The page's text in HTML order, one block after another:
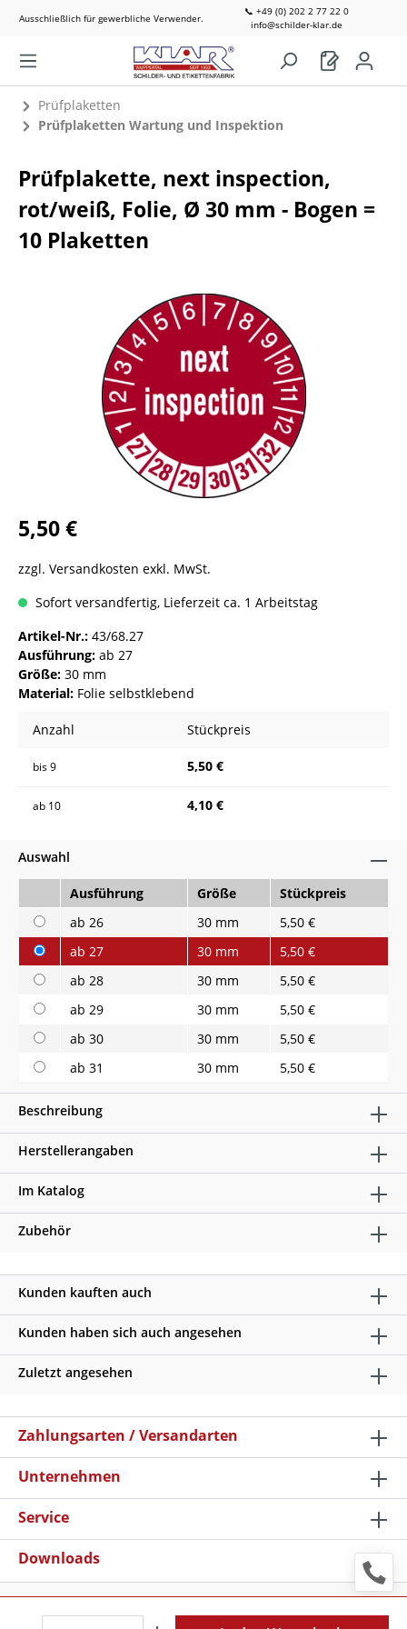
Ausschließlich für gewerbliche Verwender.
📞 +49 (0) 202 2 77 22 0
info@schilder-klar.de
Prüfplaketten
Prüfplaketten Wartung und Inspektion
Prüfplakette, next inspection,
rot/weiß, Folie, Ø 30 mm - Bogen =
10 Plaketten
5,50 €
zzgl. Versandkosten exkl. MwSt.
Sofort versandfertig, Lieferzeit ca. 1 Arbeitstag
Artikel-Nr.: 43/68.27
Ausführung: ab 27
Größe: 30 mm
Material: Folie selbstklebend
Anzahl Stückpreis
bis9 5,50 €
ab 10 4,10 €
Auswahl
Ausführung Größe
Stückpreis
ab 26
30 mm
5,50 €
ab 27
30 mm
5,50 €
ab 28
30 mm
5,50 €
ab 29
30 mm
5,50 €
ab 30
30 mm
5,50 €
ab 31
30 mm 5,50 €
Beschreibung
Herstellerangaben
Im Katalog
Zubehör
Kunden kauften auch
Kunden haben sich auch angesehen
Zuletzt angesehen
Zahlungsarten / Versandarten
Unternehmen
Service
Downloads